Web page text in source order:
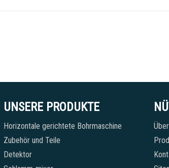
UNSERE PRODUKTE
Horizontale gerichtete Bohrmaschine
Zubehör und Teile
Detektor